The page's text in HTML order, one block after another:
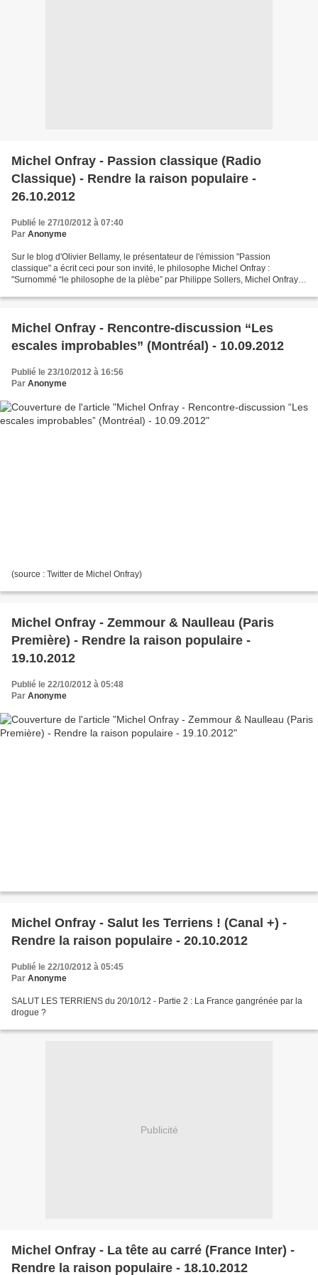
Michel Onfray - Passion classique (Radio
Classique) - Rendre la raison populaire -
26.10.2012
Publié le 27/10/2012 à 07:40
Par Anonyme
Sur le blog d'Olivier Bellamy, le présentateur de l'émission "Passion
classique" a écrit ceci pour son invité, le philosophe Michel Onfray :
"Surnommé “le philosophe de la plèbe” par Philippe Sollers, Michel Onfray
Michel Onfray - Rencontre-discussion “Les
escales improbables” (Montréal) - 10.09.2012
Publié le 23/10/2012 à 16:56
Par Anonyme
(source : Twitter de Michel Onfray)
Michel Onfray - Zemmour & Naulleau (Paris
Première) - Rendre la raison populaire -
19.10.2012
Publié le 22/10/2012 à 05:48
Par Anonyme
Michel Onfray - Salut les Terriens ! (Canal +) -
Rendre la raison populaire - 20.10.2012
Publié le 22/10/2012 à 05:45
Par Anonyme
SALUT LES TERRIENS du 20/10/12 - Partie 2 : La France gangrénée par la
drogue ?
Publicité
Michel Onfray - La tête au carré (France Inter) -
Rendre la raison populaire - 18.10.2012